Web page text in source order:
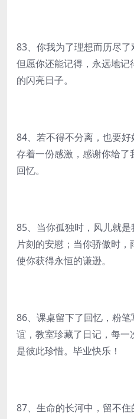
83、你我为了理想而历尽了
但愿你还能记得，永远地
的闪亮日子。
84、若不得不分离，也要
存着一份感激，感谢你给
回忆。
85、当你孤独时，风儿就
片刻的安慰；当你骄傲时
使你获得永恒的谦逊。
86、课桌留下了回忆，粉
谊，教室珍藏了日记，每
是彼此珍惜。毕业快乐！
87、生命的长河中，留不